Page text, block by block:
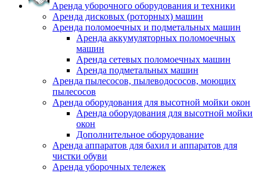
Аренда уборочного оборудования и техники
Аренда дисковых (роторных) машин
Аренда поломоечных и подметальных машин
Аренда аккумуляторных поломоечных
машин
Аренда сетевых поломоечных машин
Аренда подметальных машин
Аренда пылесосов, пылеводососов, моющих
пылесосов
Аренда оборудования для высотной мойки окон
Аренда оборудования для высотной мойки
окон
Дополнительное оборудование
Аренда аппаратов для бахил и аппаратов для
чистки обуви
Аренда уборочных тележек